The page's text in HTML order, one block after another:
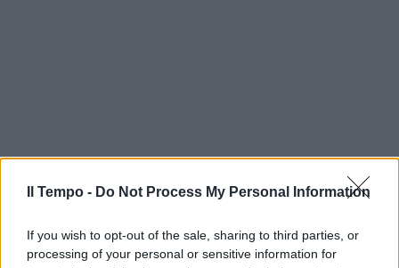
Il Tempo - Do Not Process My Personal Information
If you wish to opt-out of the sale, sharing to third parties, or
processing of your personal or sensitive information for